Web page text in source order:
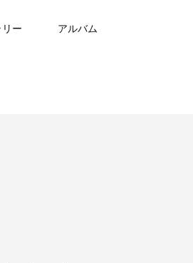
ー アルバム